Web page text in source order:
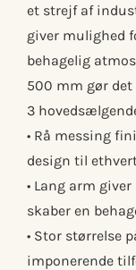
et strejf af
giver mulighed
behagelig
500 mm gør det
3
• Rå messing
design til
• Lang arm
skaber en
• Stor størrelse
imponerende